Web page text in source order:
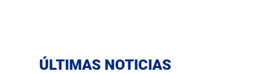
ÚLTIMAS NOTICIAS